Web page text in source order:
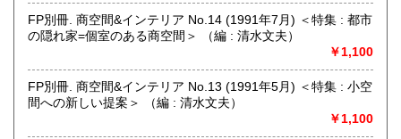
グラフィックデザイン、イラストレーション、プロダクトデ
ザイン、建築、インテリアデザイン、美術、工芸、広告、写
真、印刷(タイポグラフィー)
FP別冊. 商空間&インテリア No.14 (1991年7月) ＜特集 : 都市
の隠れ家=個室のある商空間＞ （編 : 清水文夫）
￥1,100
FP別冊. 商空間&インテリア No.13 (1991年5月) ＜特集 : 小空
間への新しい提案＞ （編 : 清水文夫）
￥1,100